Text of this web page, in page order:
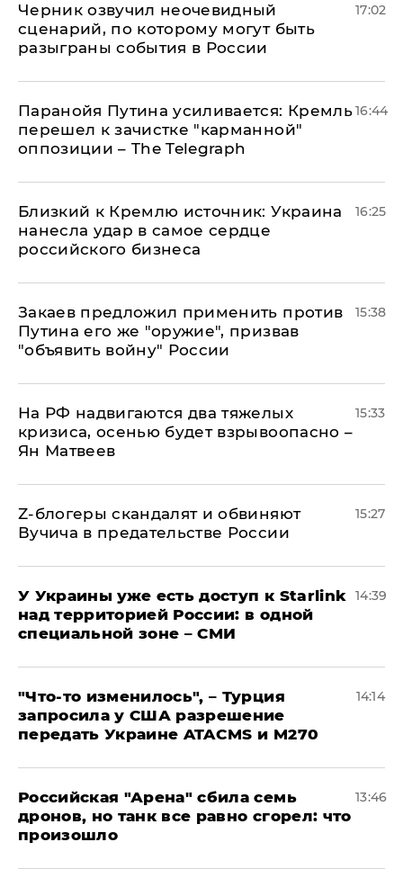
Черник озвучил неочевидный
сценарий, по которому могут быть
разыграны события в России
17:02
Паранойя Путина усиливается: Кремль
перешел к зачистке "карманной"
оппозиции – The Telegraph
16:44
Близкий к Кремлю источник: Украина
нанесла удар в самое сердце
российского бизнеса
16:25
Закаев предложил применить против
Путина его же "оружие", призвав
"объявить войну" России
15:38
На РФ надвигаются два тяжелых
кризиса, осенью будет взрывоопасно –
Ян Матвеев
15:33
Z-блогеры скандалят и обвиняют
Вучича в предательстве России
15:27
У Украины уже есть доступ к Starlink
над территорией России: в одной
специальной зоне – СМИ
14:39
​"Что-то изменилось", – Турция
запросила у США разрешение
передать Украине ATACMS и M270
14:14
​Российская "Арена" сбила семь
дронов, но танк все равно сгорел: что
произошло
13:46